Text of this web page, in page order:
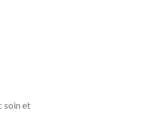
soin et